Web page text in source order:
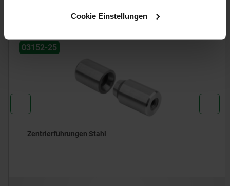
Cookie Einstellungen
03152-25
Zentrierführungen Stahl